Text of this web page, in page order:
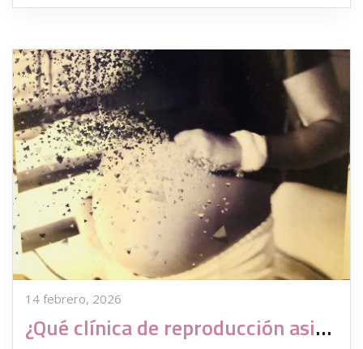
14 febrero, 2026
¿Qué clínica de reproducción asistida es la mejor?